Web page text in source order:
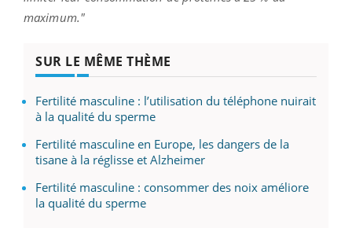
maximum."
SUR LE MÊME THÈME
Fertilité masculine : l’utilisation du téléphone nuirait
à la qualité du sperme
Fertilité masculine en Europe, les dangers de la
tisane à la réglisse et Alzheimer
Fertilité masculine : consommer des noix améliore
la qualité du sperme